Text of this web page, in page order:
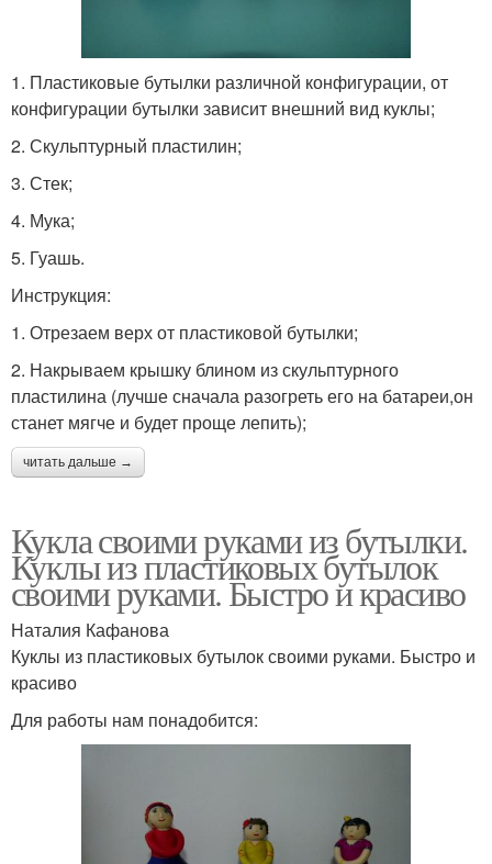
1. Пластиковые бутылки различной конфигурации, от
конфигурации бутылки зависит внешний вид куклы;
2. Скульптурный пластилин;
3. Стек;
4. Мука;
5. Гуашь.
Инструкция:
1. Отрезаем верх от пластиковой бутылки;
2. Накрываем крышку блином из скульптурного
пластилина (лучше сначала разогреть его на батареи,он
станет мягче и будет проще лепить);
читать дальше →
Кукла своими руками из бутылки.
Куклы из пластиковых бутылок
своими руками. Быстро и красиво
Наталия Кафанова
Куклы из пластиковых бутылок своими руками. Быстро и
красиво
Для работы нам понадобится: